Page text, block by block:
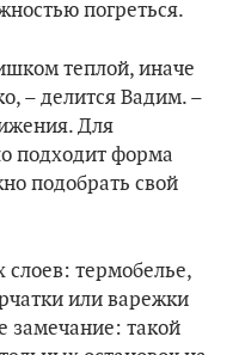
погреться.
теплой, иначе
– делится Вадим. –
Для
подходит форма
подобрать свой
термобелье,
или варежки
замечание: такой